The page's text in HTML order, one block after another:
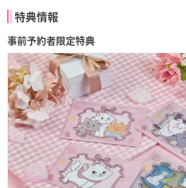
特典情報
事前予約者限定特典